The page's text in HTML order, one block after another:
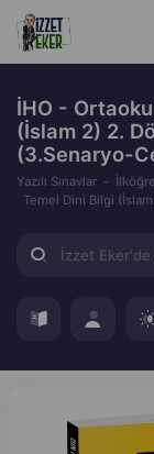
İHO -
(İslam 2) 2.
(3.Senaryo-
Yazılı Sınavlar
Temel Dini Bilgi